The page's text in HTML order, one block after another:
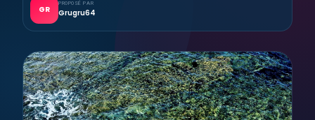
GR
PROPOSÉ PAR
Grugru64